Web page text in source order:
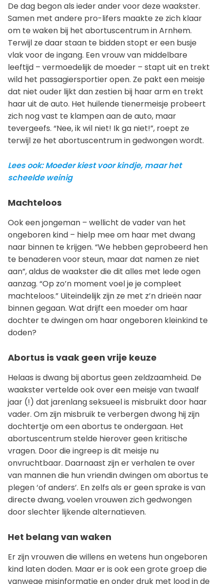
De dag begon als ieder ander voor deze waakster.
Samen met andere pro-lifers maakte ze zich klaar
om te waken bij het abortuscentrum in Arnhem.
Terwijl ze daar staan te bidden stopt er een busje
vlak voor de ingang. Een vrouw van middelbare
leeftijd – vermoedelijk de moeder – stapt uit en trekt
wild het passagiersportier open. Ze pakt een meisje
dat niet ouder lijkt dan zestien bij haar arm en trekt
haar uit de auto. Het huilende tienermeisje probeert
zich nog vast te klampen aan de auto, maar
tevergeefs. “Nee, ik wil niet! Ik ga niet!”, roept ze
terwijl ze het abortuscentrum in gedwongen wordt.
Lees ook: Moeder kiest voor kindje, maar het
scheelde weinig
Machteloos
Ook een jongeman – wellicht de vader van het
ongeboren kind – hielp mee om haar met dwang
naar binnen te krijgen. “We hebben geprobeerd hen
te benaderen voor steun, maar dat namen ze niet
aan”, aldus de waakster die dit alles met lede ogen
aanzag. “Op zo’n moment voel je je compleet
machteloos.” Uiteindelijk zijn ze met z’n drieën naar
binnen gegaan. Wat drijft een moeder om haar
dochter te dwingen om haar ongeboren kleinkind te
doden?
Abortus is vaak geen vrije keuze
Helaas is dwang bij abortus geen zeldzaamheid. De
waakster vertelde ook over een meisje van twaalf
jaar (!) dat jarenlang seksueel is misbruikt door haar
vader. Om zijn misbruik te verbergen dwong hij zijn
dochtertje om een abortus te ondergaan. Het
abortuscentrum stelde hierover geen kritische
vragen. Door die ingreep is dit meisje nu
onvruchtbaar. Daarnaast zijn er verhalen te over
van mannen die hun vriendin dwingen om abortus te
plegen ‘of anders’. En zelfs als er geen sprake is van
directe dwang, voelen vrouwen zich gedwongen
door slechter lijkende alternatieven.
Het belang van waken
Er zijn vrouwen die willens en wetens hun ongeboren
kind laten doden. Maar er is ook een grote groep die
vanwege misinformatie en onder druk met lood in de